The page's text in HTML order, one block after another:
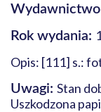
Rok wydania:
Opis: [111] s.:
Uwagi: Stan
Uszkodzona